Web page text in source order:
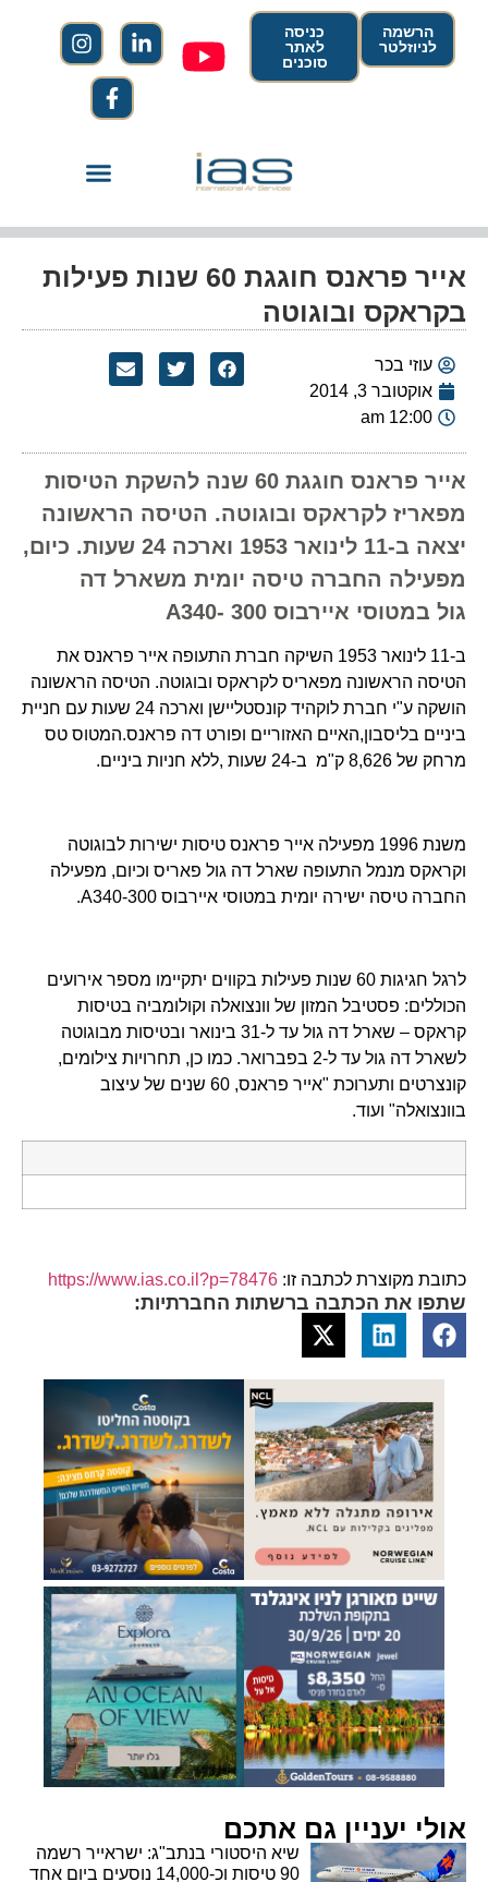
הרשמה
לניוזלטר
כניסה
לאתר
סוכנים
אייר פראנס חוגגת 60 שנות פעילות
בקראקס ובוגוטה
עוזי בכר
אוקטובר 3, 2014
12:00 am
אייר פראנס חוגגת 60 שנה להשקת הטיסות
מפאריז לקראקס ובוגוטה. הטיסה הראשונה
יצאה ב-11 לינואר 1953 וארכה 24 שעות. כיום,
מפעילה החברה טיסה יומית משארל דה
גול במטוסי איירבוס A340- 300
ב-11 לינואר 1953 השיקה חברת התעופה אייר פראנס את
הטיסה הראשונה מפאריס לקראקס ובוגוטה. הטיסה הראשונה
הושקה ע"י חברת לוקהיד קונסטליישן וארכה 24 שעות עם חניית
ביניים בליסבון,האיים האזוריים ופורט דה פראנס.המטוס טס
מרחק של 8,626 ק"מ ב-24 שעות ,ללא חניות ביניים.
משנת 1996 מפעילה אייר פראנס טיסות ישירות לבוגוטה
וקראקס מנמל התעופה שארל דה גול פאריס וכיום, מפעילה
החברה טיסה ישירה יומית במטוסי איירבוס A340-300.
לרגל חגיגות 60 שנות פעילות בקווים יתקיימו מספר אירועים
הכוללים: פסטיבל המזון של וונצואלה וקולומביה בטיסות
קראקס – שארל דה גול עד ל-31 בינואר ובטיסות מבוגוטה
לשארל דה גול עד ל-2 בפברואר. כמו כן, תחרויות צילומים,
קונצרטים ותערוכת "אייר פראנס, 60 שנים של עיצוב
בוונצואלה" ועוד.
כתובת מקוצרת לכתבה זו: https://www.ias.co.il?p=78476
שתפו את הכתבה ברשתות החברתיות:
אולי יעניין גם אתכם
שיא היסטורי בנתב"ג: ישראייר רשמה
90 טיסות וכ-14,000 נוסעים ביום אחד